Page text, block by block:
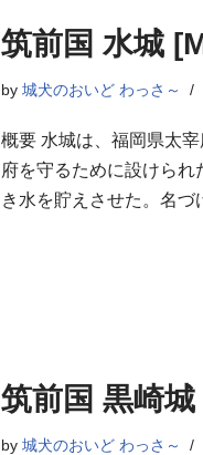
筑前国 水城
by 城犬のおいど わっさ～
概要 水城は、福岡県太
府を守るために設けら
き水を貯えさせた。名
筑前国 黒崎
by 城犬のおいど わっさ～